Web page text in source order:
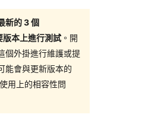
新的 3 個
本上進行測試 。開
個外掛進行維護或提
能會與更新版本的
用上的相容性問